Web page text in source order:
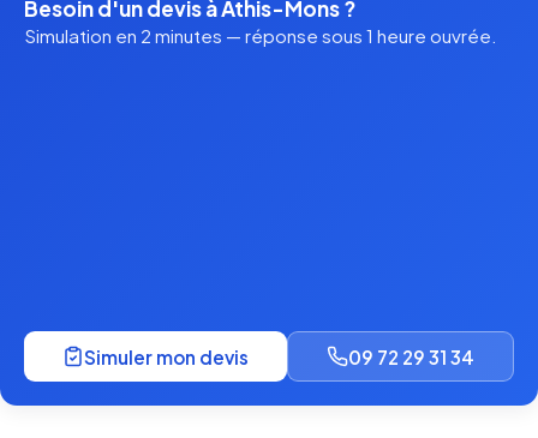
Besoin d'un devis à Athis-Mons ?
Simulation en 2 minutes — réponse sous 1 heure ouvrée.
Simuler mon devis 09 72 29 31 34